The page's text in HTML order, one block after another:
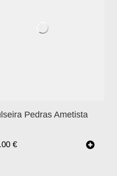
Pedras Ametista
€